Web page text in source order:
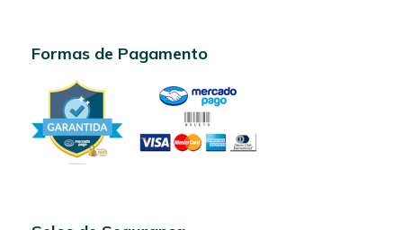
Formas de Pagamento